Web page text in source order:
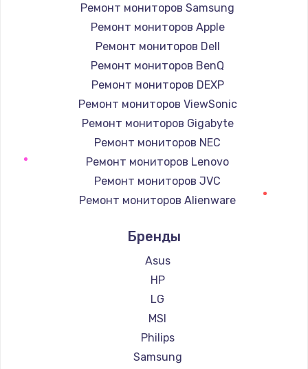
Заказать
Настройка Wi-Fi
1100 руб.
Заказать
Замена HDMI
495 руб.
Заказать
Ремонт мониторов Samsung
Ремонт мониторов Apple
Ремонт мониторов Dell
Ремонт мониторов BenQ
Ремонт мониторов DEXP
Ремонт мониторов ViewSonic
Ремонт мониторов Gigabyte
Ремонт мониторов NEC
Ремонт мониторов Lenovo
Ремонт мониторов JVC
Ремонт мониторов Alienware
Ремонт мониторов Thunderobot
Ремонт мониторов Hisense
Ремонт мониторов АОС
Ремонт мониторов Ardor
Ремонт мониторов Machenike
Ремонт мониторов iru
Ремонт мониторов Titan Army
Бренды
Asus
HP
LG
MSI
Philips
Samsung